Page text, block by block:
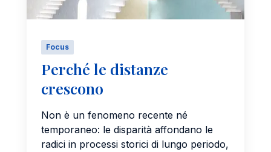
Focus
Perché le distanze
crescono
Non è un fenomeno recente né
temporaneo: le disparità affondano le
radici in processi storici di lungo periodo,